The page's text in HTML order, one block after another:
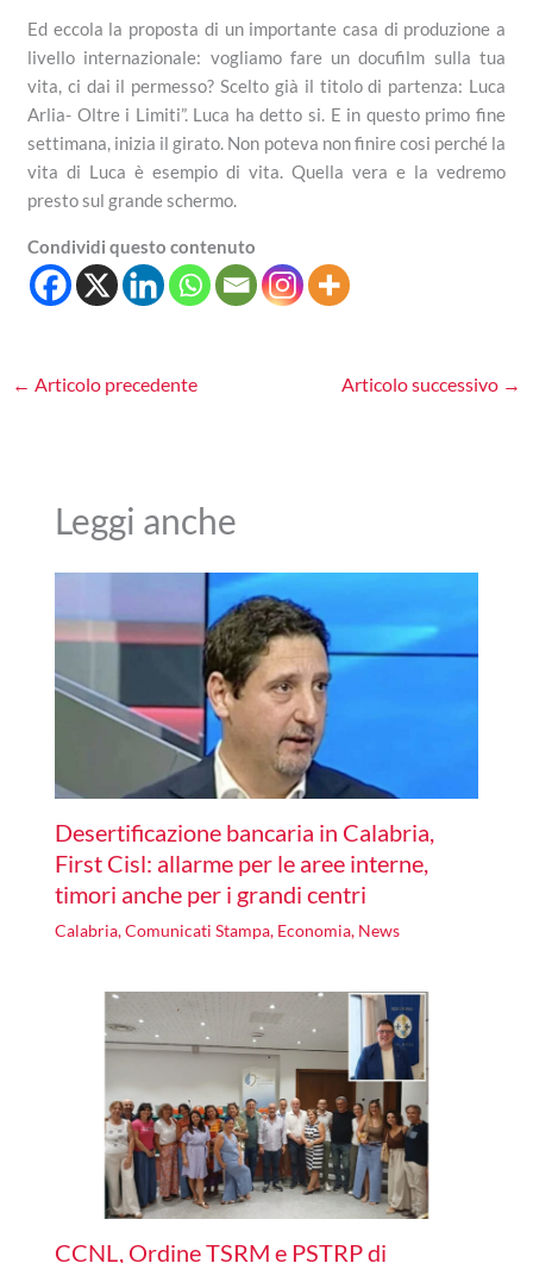
Ed eccola la proposta di un importante casa di produzione a
livello internazionale: vogliamo fare un docufilm sulla tua
vita, ci dai il permesso? Scelto già il titolo di partenza: Luca
Arlia- Oltre i Limiti”. Luca ha detto si. E in questo primo fine
settimana, inizia il girato. Non poteva non finire cosi perché la
vita di Luca è esempio di vita. Quella vera e la vedremo
presto sul grande schermo.
Condividi questo contenuto
← Articolo precedente Articolo successivo →
Leggi anche
Desertificazione bancaria in Calabria,
First Cisl: allarme per le aree interne,
timori anche per i grandi centri
Calabria,Comunicati Stampa, Economia, News
CCNL, Ordine TSRM e PSTRP di